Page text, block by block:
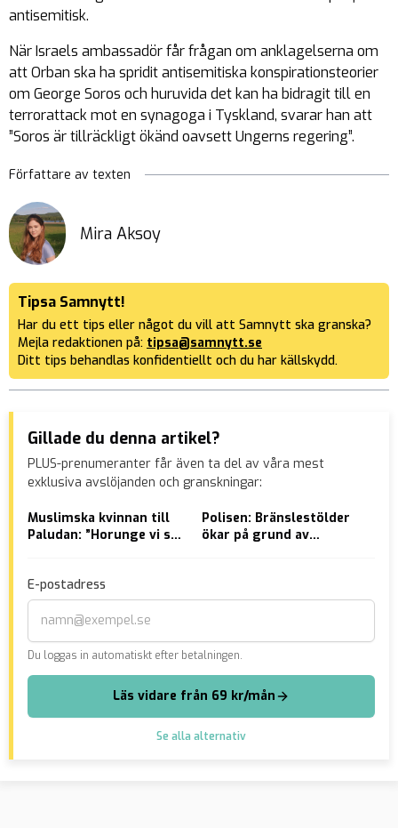
antisemitisk.
När Israels ambassadör får frågan om anklagelserna om
att Orban ska ha spridit antisemitiska konspirationsteorier
om George Soros och huruvida det kan ha bidragit till en
terrorattack mot en synagoga i Tyskland, svarar han att
”Soros är tillräckligt ökänd oavsett Ungerns regering”.
Författare av texten
Mira Aksoy
Tipsa Samnytt!
Har du ett tips eller något du vill att Samnytt ska granska?
Mejla redaktionen på: tipsa@samnytt.se
Ditt tips behandlas konfidentiellt och du har källskydd.
Gillade du denna artikel?
PLUS-prenumeranter får även ta del av våra mest
exklusiva avslöjanden och granskningar:
Muslimska kvinnan till
Paludan: ”Horunge vi ska
Polisen: Bränslestölder
ökar på grund av
E-postadress
Du loggas in automatiskt efter betalningen.
Läs vidare från 69 kr/mån
Se alla alternativ